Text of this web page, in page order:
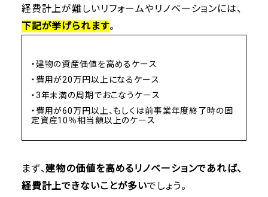
経費計上が難しいリフォームやリノベーションには、
下記が挙げられます。
・建物の資産価値を高めるケース
・費用が20万円以上になるケース
・3年未満の周期でおこなうケース
・費用が60万円以上、もしくは前事業年度終了時の固
定資産10％相当額以上のケース
まず、建物の価値を高めるリノベーションであれば、
経費計上できないことが多いでしょう。